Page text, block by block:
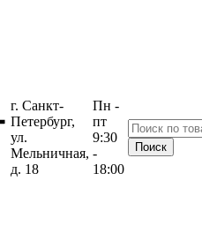
г. Санкт-
Петербург,
ул.
Мельничная,
д. 18
Пн -
пт
9:30
-
18:00